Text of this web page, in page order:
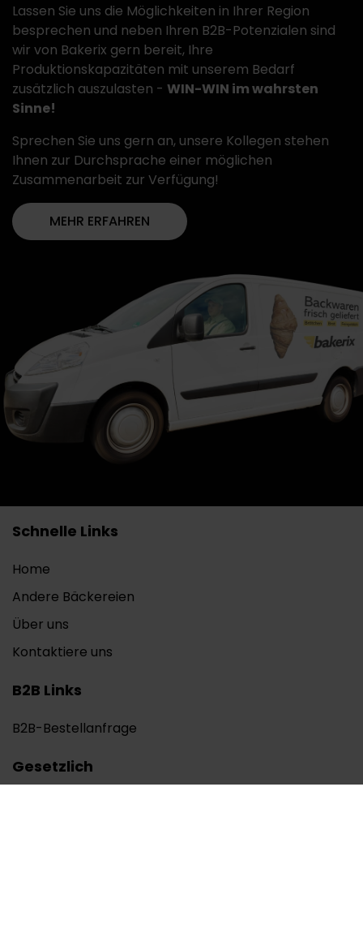
Lassen Sie uns die Möglichkeiten in Ihrer Region
besprechen und neben Ihren B2B-Potenzialen sind
wir von Bakerix gern bereit, Ihre
Produktionskapazitäten mit unserem Bedarf
zusätzlich auszulasten - WIN-WIN im wahrsten
Sinne!
Sprechen Sie uns gern an, unsere Kollegen stehen
Ihnen zur Durchsprache einer möglichen
Zusammenarbeit zur Verfügung!
MEHR ERFAHREN
Schnelle Links
Home
Andere Bäckereien
Über uns
Kontaktiere uns
B2B Links
B2B-Bestellanfrage
Gesetzlich